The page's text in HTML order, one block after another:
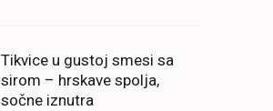
Tikvice u gustoj smesi sa
sirom – hrskave spolja,
sočne iznutra